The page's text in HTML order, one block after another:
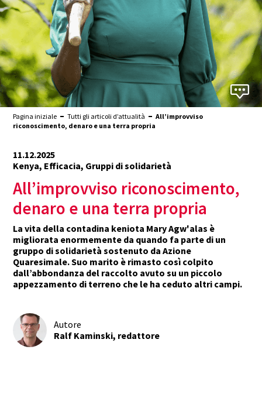
Pagina iniziale Tutti gli articoli d’attualità
All’improvviso
riconoscimento, denaro e una terra propria
11.12.2025
Kenya, Efficacia, Gruppi di solidarietà
All’improvviso riconoscimento,
denaro e una terra propria
La vita della contadina keniota Mary Agw'alas è
migliorata enormemente da quando fa parte di un
gruppo di solidarietà sostenuto da Azione
Quaresimale. Suo marito è rimasto così colpito
dall’abbondanza del raccolto avuto su un piccolo
appezzamento di terreno che le ha ceduto altri campi.
Autore
Ralf Kaminski, redattore